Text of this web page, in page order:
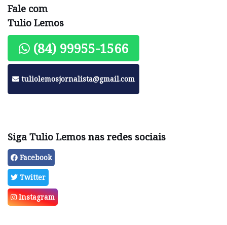
Fale com
Tulio Lemos
(84) 99955-1566
tuliolemosjornalista@gmail.com
Siga Tulio Lemos nas redes sociais
Facebook
Twitter
Instagram